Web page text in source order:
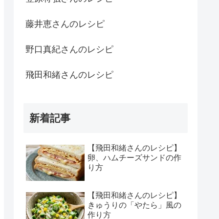
藤井恵さんのレシピ
野口真紀さんのレシピ
飛田和緒さんのレシピ
新着記事
【飛田和緒さんのレシピ】
卵、ハムチーズサンドの作
り方
【飛田和緒さんのレシピ】
きゅうりの「やたら」風の
作り方